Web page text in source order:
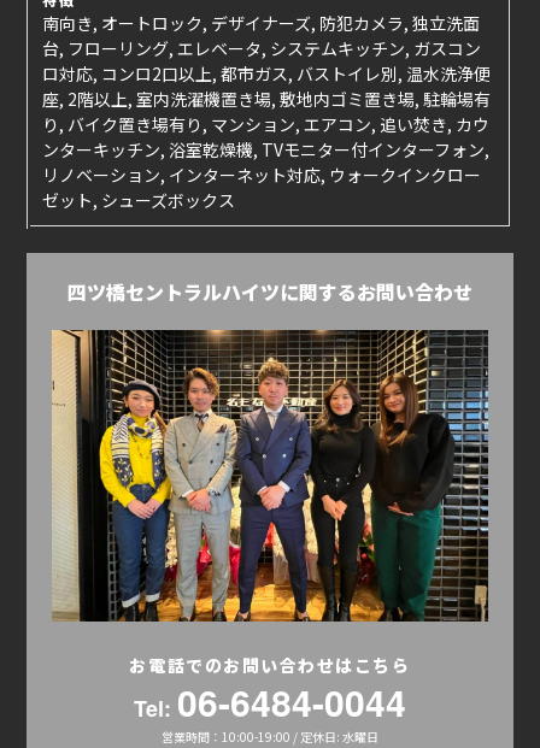
南向き, オートロック, デザイナーズ, 防犯カメラ, 独立洗面
台, フローリング, エレベータ, システムキッチン, ガスコン
ロ対応, コンロ2口以上, 都市ガス, バストイレ別, 温水洗浄便
座, 2階以上, 室内洗濯機置き場, 敷地内ゴミ置き場, 駐輪場有
り, バイク置き場有り, マンション, エアコン, 追い焚き, カウ
ンターキッチン, 浴室乾燥機, TVモニター付インターフォン,
リノベーション, インターネット対応, ウォークインクロー
ゼット, シューズボックス
四ツ橋セントラルハイツに関するお問い合わせ
お電話でのお問い合わせはこちら
Tel: 06-6484-0044
営業時間：10:00-19:00 / 定休日: 水曜日